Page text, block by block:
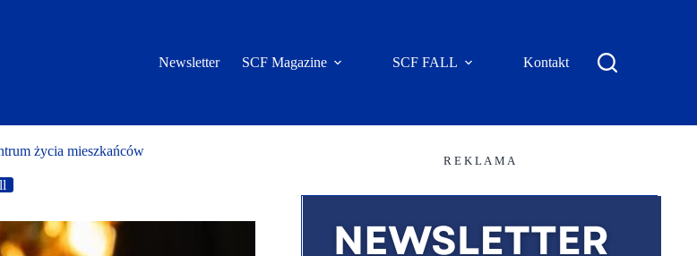
Newsletter SCF Magazine SCF FALL Kontakt
życia mieszkańców
R E K L A M A